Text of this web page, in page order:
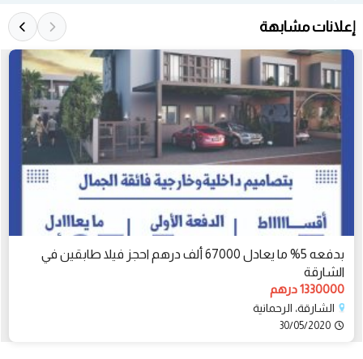
إعلانات مشابهة
بدفعه 5% ما يعادل 67000 ألف درهم احجز فيلا طابقين في
الشارقة
1330000 درهم
الشارقة، الرحمانية
30/05/2020